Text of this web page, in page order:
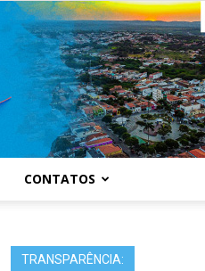
CONTATOS
TRANSPARÊNCIA: